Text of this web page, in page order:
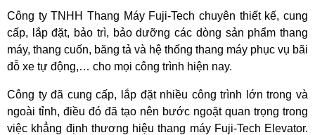
Công tyTNHH Thang Máy Fuji-Techchuyên thiết kế, cung
cấp, lắp đặt, bảo trì, bảo dưỡng các dòng sản phẩm thang
máy, thang cuốn, băng tả và hệ thống thang máy phục vụ bãi
đỗ xe tự động,… cho mọi công trình hiện nay.
Công ty đã cung cấp, lắp đặt nhiều công trình lớn trong và
ngoài tỉnh, điều đó đã tạo nên bước ngoặt quan trọng trong
việc khẳng định thương hiệu thang máy Fuji-Tech E levator.